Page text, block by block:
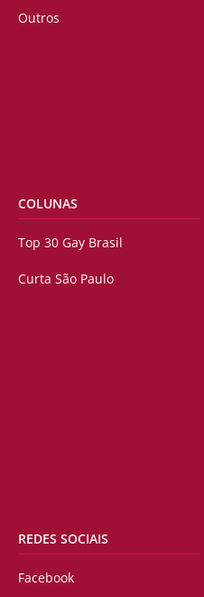
Outros
COLUNAS
Top 30 Gay Brasil
Curta São Paulo
REDES SOCIAIS
Facebook